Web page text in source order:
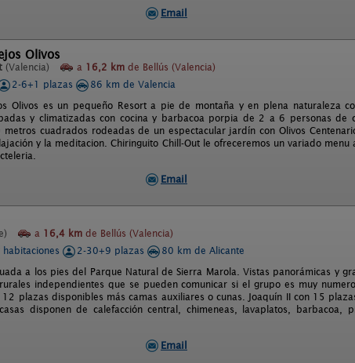
Email
Olivos
(Valencia) a 16,2 km de Bellús (Valencia)
2-6+1 plazas
86 km de Valencia
Olivos es un pequeño Resort a pie de montaña y en plena naturaleza
y climatizadas con cocina y barbacoa porpia de 2 a 6 personas de
cuadrados rodeadas de un espectacular jardín con Olivos
y la meditacion. Chiringuito Chill-Out le ofreceremos un variado menu
Email
a 16,4 km de Bellús (Valencia)
2-30+9 plazas
80 km de Alicante
a los pies del Parque Natural de Sierra Marola. Vistas panorámicas y
independientes que se pueden comunicar si el grupo es muy
plazas disponibles más camas auxiliares o cunas. Joaquín II con 15
disponen de calefacción central, chimeneas, lavaplatos, barbacoa,
Email